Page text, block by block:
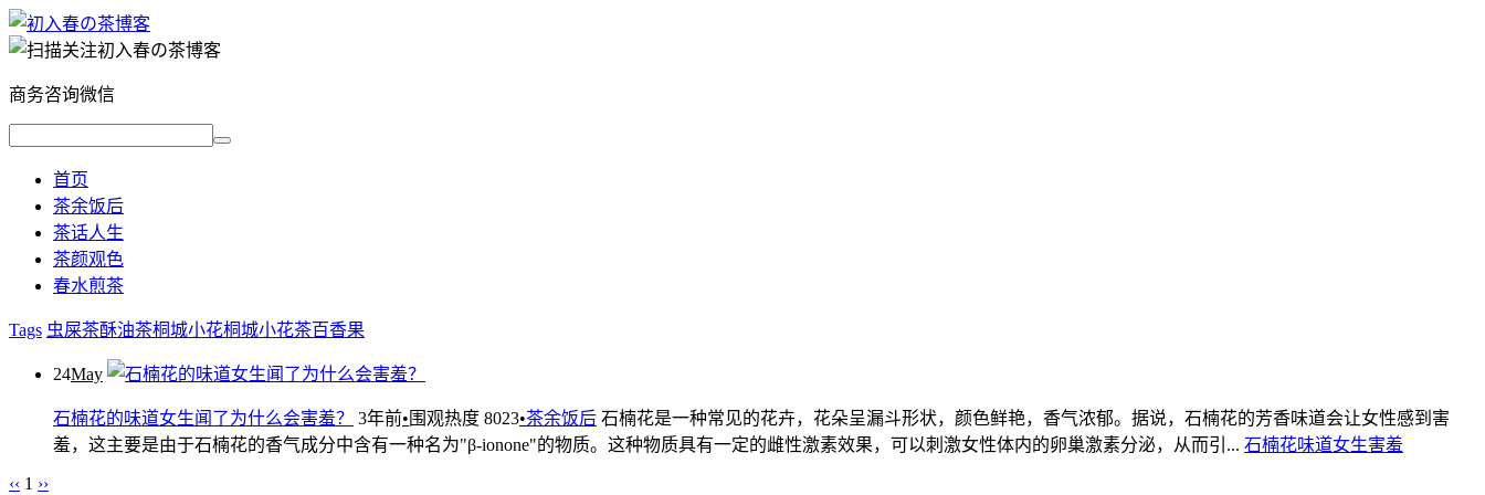
商务咨询微信
首页
茶余饭后
茶话人生
茶颜观色
春水煎茶
Tags 虫屎茶酥油茶桐城小花桐城小花茶百香果
24May
石楠花的味道女生闻了为什么会害羞？ 3年前• 围观热度 8023•茶余饭后 石楠花是一种常见的花卉，花朵呈漏斗形状，颜色鲜艳，香气浓郁。据说，石楠花的芳香味道会让女性感到害
羞，这主要是由于石楠花的香气成分中含有一种名为"β-ionone"的物质。这种物质具有一定的雌性激素效果，可以刺激女性体内的卵巢激素分泌，从而引... 石楠花味道女生害羞
‹‹ 1 ››